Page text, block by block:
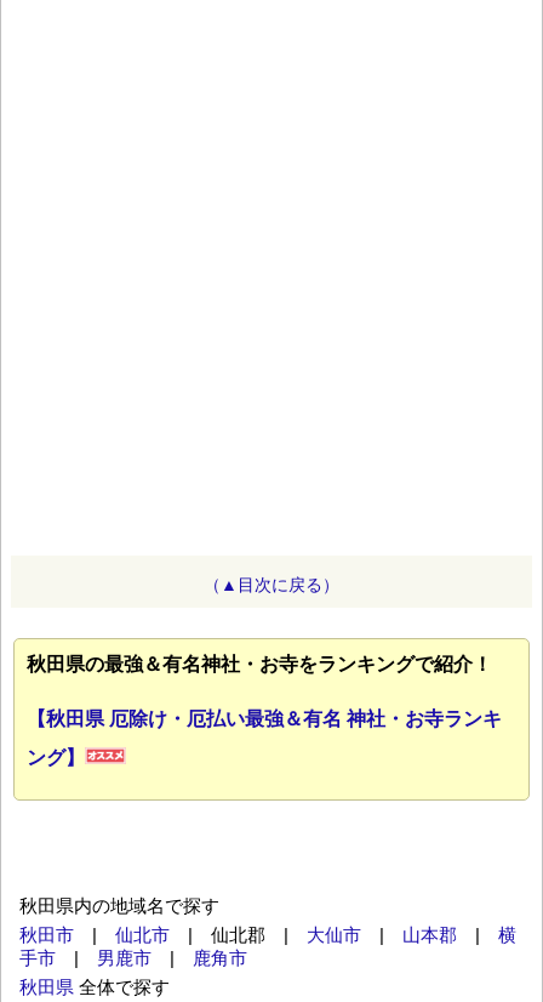
（▲目次に戻る）
秋田県の最強＆有名神社・お寺をランキングで紹介！
【秋田県 厄除け・厄払い最強＆有名 神社・お寺ランキ
ング】
秋田県内の地域名で探す
秋田市 | 仙北市 | 仙北郡 | 大仙市 | 山本郡 | 横
手市 | 男鹿市 |
鹿角市
秋田県 全体で探す